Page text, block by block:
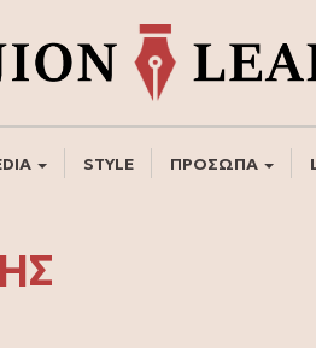
STYLE ΠΡΟΣΩΠΑ